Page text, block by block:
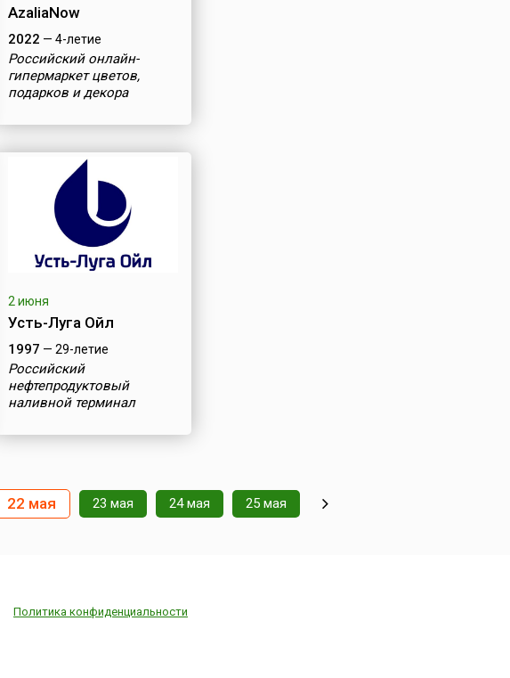
AzaliaNow
2022 — 4-летие
Российский онлайн-
гипермаркет цветов,
подарков и декора
2 июня
Усть-Луга Ойл
1997 — 29-летие
Российский
нефтепродуктовый
наливной терминал
22 мая 23 мая 24 мая 25 мая
Политика конфиденциальности